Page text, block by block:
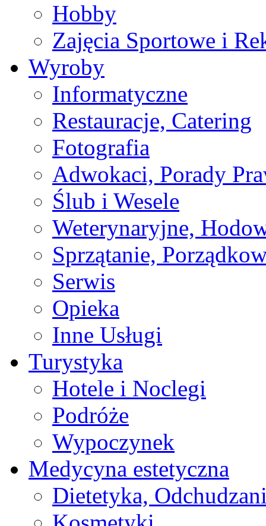
Hobby
Zajęcia Sportowe i
Wyroby
Informatyczne
Restauracje, Catering
Fotografia
Adwokaci, Porady
Ślub i Wesele
Weterynaryjne,
Sprzątanie,
Serwis
Opieka
Inne Usługi
Turystyka
Hotele i Noclegi
Podróże
Wypoczynek
Medycyna estetyczna
Dietetyka,